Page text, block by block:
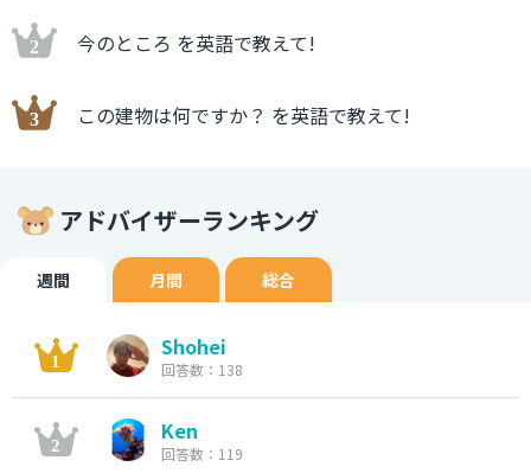
今のところ を英語で教えて!
この建物は何ですか？ を英語で教えて!
アドバイザーランキング
週間 月間 総合
Shohei
回答数：138
Ken
回答数：119